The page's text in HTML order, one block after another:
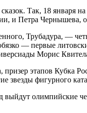
Так, 18 января
и Петра Чернышева,
Трубадура, —
— первые
Морис
этапов Кубка
звезды фигурного
выйдут олимпийские